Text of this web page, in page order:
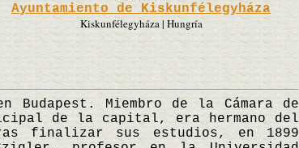
Ayuntamiento de Kiskunfélegyháza
Kiskunfélegyháza | Hungría
Miembro de la Cámara de
de la capital, era hermano del
finalizar sus estudios, en 1899